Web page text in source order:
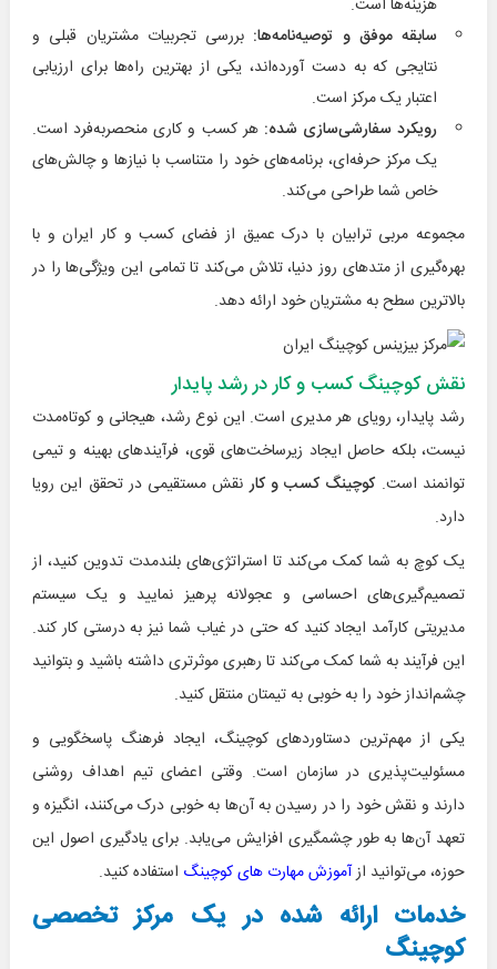
هزینه‌ها است.
سابقه موفق و توصیه‌نامه‌ها: بررسی تجربیات مشتریان قبلی و
نتایجی که به دست آورده‌اند، یکی از بهترین راه‌ها برای ارزیابی
اعتبار یک مرکز است.
رویکرد سفارشی‌سازی شده: هر کسب و کاری منحصربه‌فرد است.
یک مرکز حرفه‌ای، برنامه‌های خود را متناسب با نیازها و چالش‌های
خاص شما طراحی می‌کند.
مجموعه مربی ترابیان با درک عمیق از فضای کسب و کار ایران و با
بهره‌گیری از متدهای روز دنیا، تلاش می‌کند تا تمامی این ویژگی‌ها را در
بالاترین سطح به مشتریان خود ارائه دهد.
نقش کوچینگ کسب و کار در رشد پایدار
رشد پایدار، رویای هر مدیری است. این نوع رشد، هیجانی و کوتاه‌مدت
نیست، بلکه حاصل ایجاد زیرساخت‌های قوی، فرآیندهای بهینه و تیمی
توانمند است. کوچینگ کسب و کارنقش مستقیمی در تحقق این رویا
دارد.
یک کوچ به شما کمک می‌کند تا استراتژی‌های بلندمدت تدوین کنید، از
تصمیم‌گیری‌های احساسی و عجولانه پرهیز نمایید و یک سیستم
مدیریتی کارآمد ایجاد کنید که حتی در غیاب شما نیز به درستی کار کند.
این فرآیند به شما کمک می‌کند تا رهبری موثرتری داشته باشید و بتوانید
چشم‌انداز خود را به خوبی به تیمتان منتقل کنید.
یکی از مهم‌ترین دستاوردهای کوچینگ، ایجاد فرهنگ پاسخگویی و
مسئولیت‌پذیری در سازمان است. وقتی اعضای تیم اهداف روشنی
دارند و نقش خود را در رسیدن به آن‌ها به خوبی درک می‌کنند، انگیزه و
تعهد آن‌ها به طور چشمگیری افزایش می‌یابد. برای یادگیری اصول این
حوزه، می‌توانید ازآموزش مهارت های کوچینگ استفاده کنید.
خدمات ارائه شده در یک مرکز تخصصی
کوچینگ